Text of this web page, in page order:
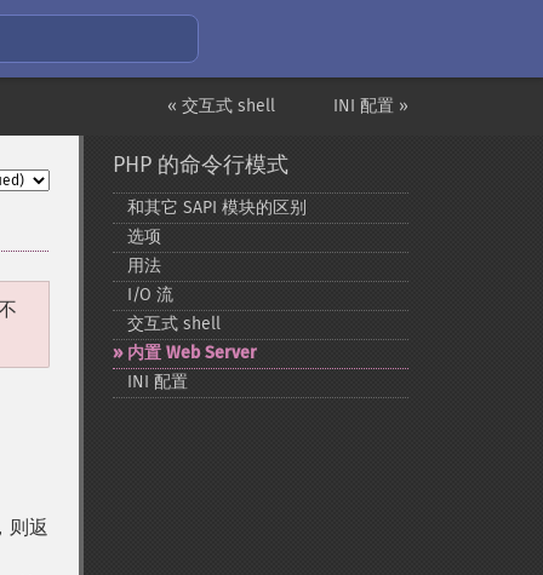
INI 配置 »
« 交互式 shell
则返
PHP 的命令行模式
和其它 SAPI 模块的区别
选项
用法
I/O 流
交互式 shell
内置 Web Server
INI 配置